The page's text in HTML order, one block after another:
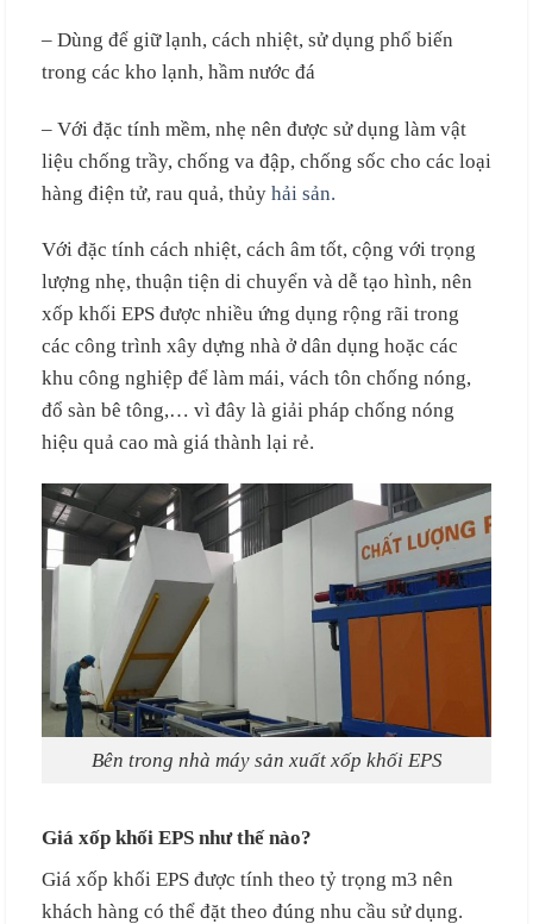
– Dùng để giữ lạnh, cách nhiệt, sử dụng phổ biến
trong các kho lạnh, hầm nước đá
– Với đặc tính mềm, nhẹ nên được sử dụng làm vật
liệu chống trầy, chống va đập, chống sốc cho các loại
hàng điện tử, rau quả, thủy hải sản.
Với đặc tính cách nhiệt, cách âm tốt, cộng với trọng
lượng nhẹ, thuận tiện di chuyển và dễ tạo hình, nên
xốp khối EPS được nhiều ứng dụng rộng rãi trong
các công trình xây dựng nhà ở dân dụng hoặc các
khu công nghiệp để làm mái, vách tôn chống nóng,
đổ sàn bê tông,… vì đây là giải pháp chống nóng
hiệu quả cao mà giá thành lại rẻ.
Bên trong nhà máy sản xuất xốp khối EPS
Giá xốp khối EPS như thế nào?
Giá xốp khối EPS được tính theo tỷ trọng m3 nên
khách hàng có thể đặt theo đúng nhu cầu sử dụng.